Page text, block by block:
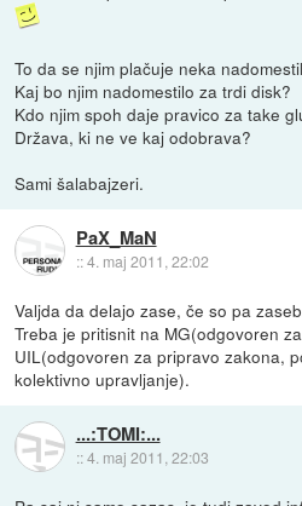
To da se njim plačuje neka
Kaj bo njim nadomestilo za trdi disk?
Kdo njim spoh daje pravico za take
Država, ki ne ve kaj odobrava?
Sami šalabajzeri.
PaX_MaN
::4. maj 2011, 22:02
Valjda da delajo zase, če so pa
Treba je pritisnit na MG(odgovoren
UIL(odgovoren za pripravo zakona,
kolektivno upravljanje).
...:TOMI:...
::4. maj 2011, 22:03